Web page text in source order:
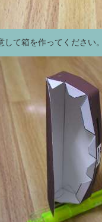
して箱を作ってください